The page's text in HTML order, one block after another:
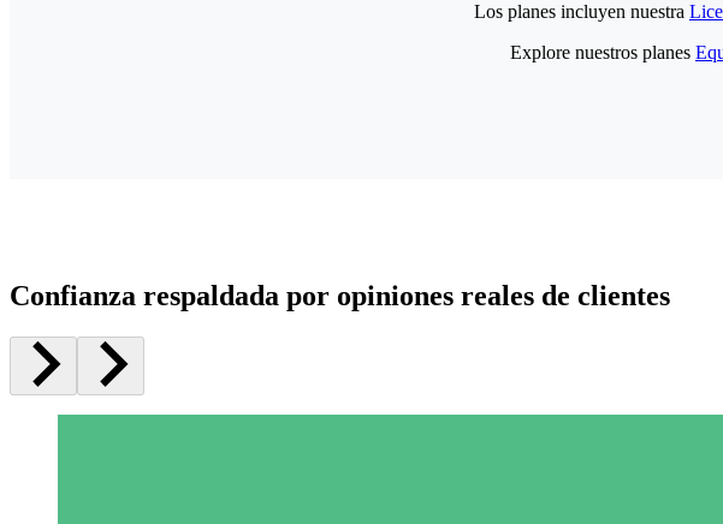
Los planes incluyen nuestra
Explore nuestros planes
Confianza respaldada por opiniones reales de clientes